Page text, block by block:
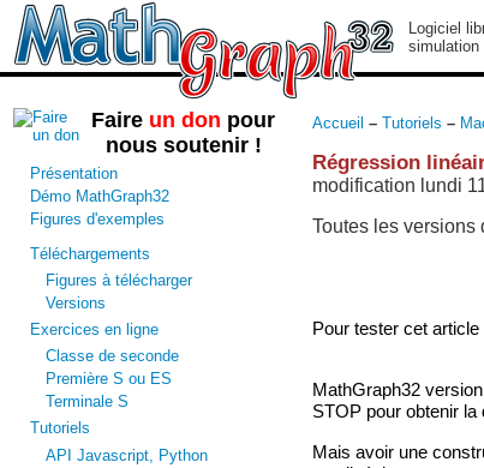
Logiciel
simulation
Faire un don pour
nous soutenir !
Présentation
Démo MathGraph32
Figures d'exemples
Téléchargements
Figures à télécharger
Versions
Exercices en ligne
Classe de seconde
Première S ou ES
Terminale S
Tutoriels
API Javascript, Python
Accueil – Tutoriels –
Régression
modification lundi
Toutes les versions
Pour tester cet
MathGraph32
STOP pour obtenir
Mais avoir une